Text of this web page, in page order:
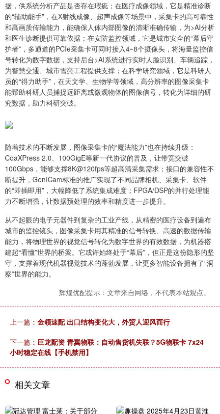
据，供系统分析产品是否存在瑕疵；在医疗成像领域，它是精准诊断
的“辅助能手”，在X射线成像、超声成像等场景中，采集卡的高可靠性
和高画质传输能力，能确保人体内部图像的清晰准确传输，为>AI分析
和医生诊断提供可靠依据；在安防监控领域，它是城市安全的“幕后守
护者”，多通道的PCIe采集卡可同时接入4~8个摄像头，将海量监控信
号转化为数字数据，支持后台>AI系统进行实时人脸识别、车辆追踪，
为智慧交通、城市雪亮工程提供支撑；在科学研究领域，它是科研人
员的“得力助手”，在天文学、生物学等领域，高分辨率的图像采集卡
能帮助科研人员捕捉远距离或微观物体的图像信号，转化为详细的研
究数据，助力科研突破。
随着技术的不断发展，图像采集卡的“魔法能力”也在持续升级：
CoaXPress 2.0、100GigE等新一代协议的普及，让带宽突破
100Gbps，能够支撑8K@120fps等超高清采集需求；接口的兼容性不
断提升，GenICam标准的推广实现了不同品牌相机、采集卡、软件
的“即插即用”，大幅降低了系统集成难度；FPGA/DSP的并行处理能
力不断增强，让数据预处理的效率和精度进一步提升。
从不起眼的电子元器件到复杂的工业产线，从精密的医疗设备到遍布
城市的监控镜头，图像采集卡用其精准的信号转换、高速的数据传输
能力，将物理世界的视觉信号转化为数字世界的有效数据，为机器搭
建起“看懂”世界的桥梁。它或许始终处于“幕后”，但正是这份隐形的坚
守，支撑着现代机器视觉技术的蓬勃发展，让更多智能设备拥有了“洞
察”世界的能力。
辉煌优配提示：文章来自网络，不代表本站观点。
上一篇： 金领速配 出口结构变化大，外贸人迎风而行
下一篇： 巨龙配资 青翼物联：自动售货机失联？5G物联卡 7x24
小时稳定在线【手机禁用】
相关文章